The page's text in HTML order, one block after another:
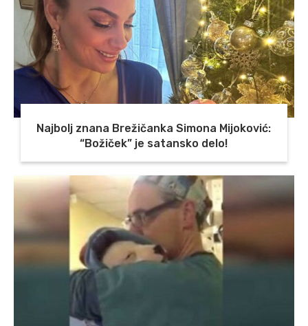
Najbolj znana Brežičanka Simona Mijoković:
“Božiček” je satansko delo!